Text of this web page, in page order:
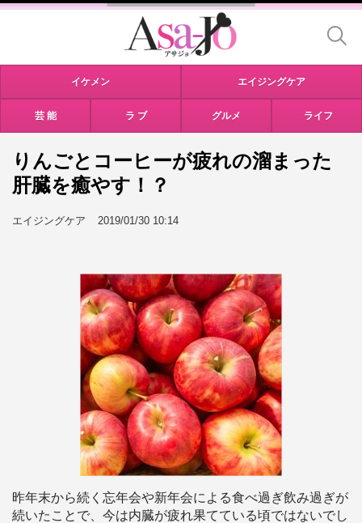
イケメン エイジングケア
芸 能 ラ ブ グルメ ライフ
りんごとコーヒーが疲れの溜まった
肝臓を癒やす！？
エイジングケア 2019/01/30 10:14
昨年末から続く忘年会や新年会による食べ過ぎ飲み過ぎが
続いたことで、今は内臓が疲れ果てている頃ではないでし